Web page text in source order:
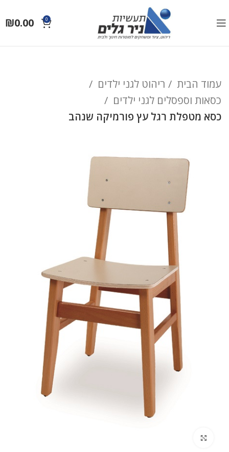
0
₪0.00
עמוד הבית
ריהוט לגני ילדים
כסאות וספסלים לגני ילדים
כסא מטפלת רגל עץ פורמיקה שנהב